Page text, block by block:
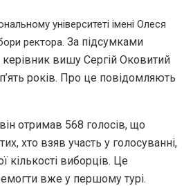
університеті імені Олеся
ректора. За підсумками
керівник вишу Сергій Оковитий
років. Про це повідомляють
отримав 568 голосів, що
хто взяв участь у голосуванні,
кількості виборців. Це
вже у першому турі.